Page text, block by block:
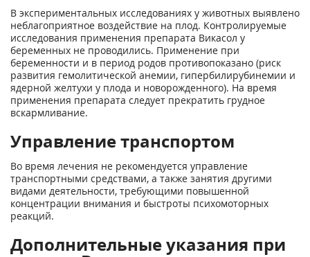
В экспериментальных исследованиях у животных выявлено
неблагоприятное воздействие на плод. Контролируемые
исследования применения препарата Викасол у
беременных не про­водились. Применение при
беременности и в период родов противопоказано (риск
развития гемолитической анемии, гипербилирубинемии и
ядерной желтухи у плода и новорожденно­го). На время
применения препарата следует прекратить грудное
вскармливание.
Управление транспортом
Во время лечения не рекомендуется управление
транспортными средствами, а также занятия другими
видами деятельности, требующими повышенной
концентрации внимания и быстро­ты психомоторных
реакций.
Дополнительные указания при